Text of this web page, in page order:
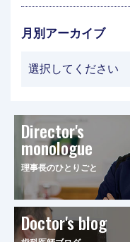
月別アーカイブ
Director's
monologue
理事長のひとりごと
Doctor's blog